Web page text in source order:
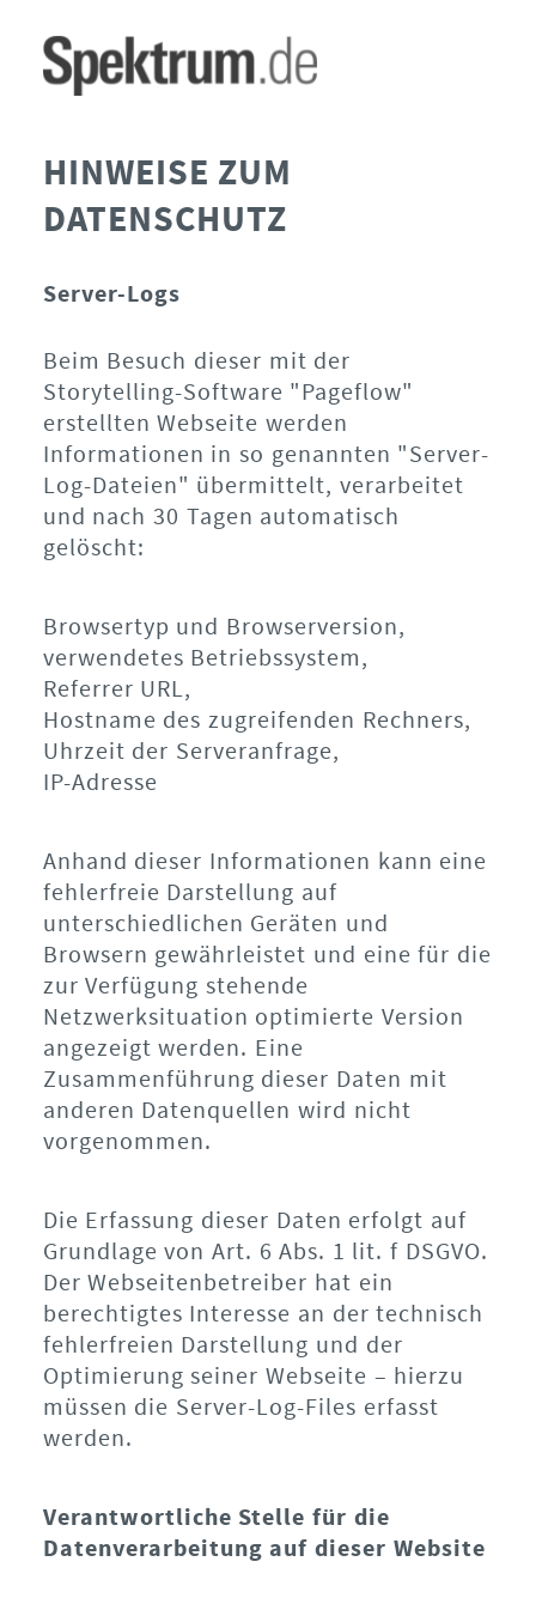
HINWEISE ZUM
DATENSCHUTZ
Server-Logs
Beim Besuch dieser mit der
Storytelling-Software "Pageflow"
erstellten Webseite werden
Informationen in so genannten "Server-
Log-Dateien" übermittelt, verarbeitet
und nach 30 Tagen automatisch
gelöscht:
Browsertyp und Browserversion,
verwendetes Betriebssystem,
Referrer URL,
Hostname des zugreifenden Rechners,
Uhrzeit der Serveranfrage,
IP-Adresse
Anhand dieser Informationen kann eine
fehlerfreie Darstellung auf
unterschiedlichen Geräten und
Browsern gewährleistet und eine für die
zur Verfügung stehende
Netzwerksituation optimierte Version
angezeigt werden. Eine
Zusammenführung dieser Daten mit
anderen Datenquellen wird nicht
vorgenommen.
Die Erfassung dieser Daten erfolgt auf
Grundlage von Art. 6 Abs. 1 lit. f DSGVO.
Der Webseitenbetreiber hat ein
berechtigtes Interesse an der technisch
fehlerfreien Darstellung und der
Optimierung seiner Webseite – hierzu
müssen die Server-Log-Files erfasst
werden.
Verantwortliche Stelle für die
Datenverarbeitung auf dieser Website